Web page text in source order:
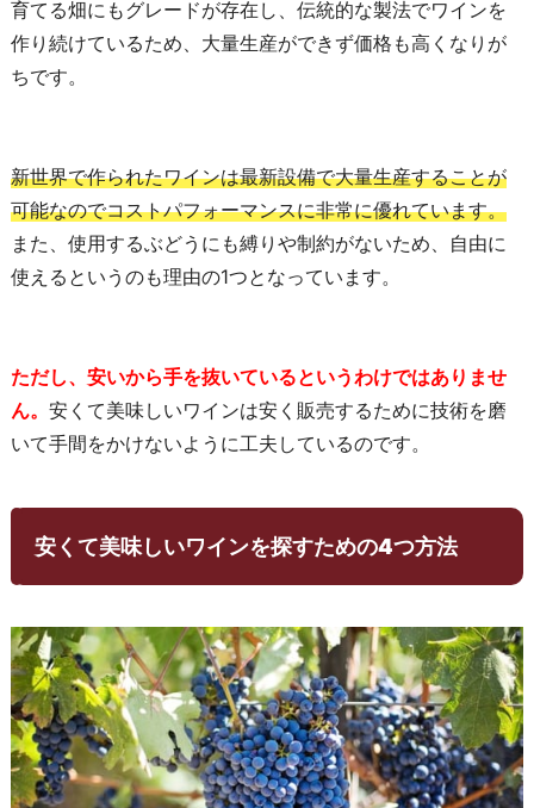
育てる畑にもグレードが存在し、伝統的な製法でワインを
作り続けているため、大量生産ができず価格も高くなりが
ちです。
新世界で作られたワインは最新設備で大量生産することが
可能なのでコストパフォーマンスに非常に優れています。
また、使用するぶどうにも縛りや制約がないため、自由に
使えるというのも理由の1つとなっています。
ただし、安いから手を抜いているというわけではありませ
ん。 安くて美味しいワインは安く販売するために技術を磨
いて手間をかけないように工夫しているのです。
安くて美味しいワインを探すための4つ方法